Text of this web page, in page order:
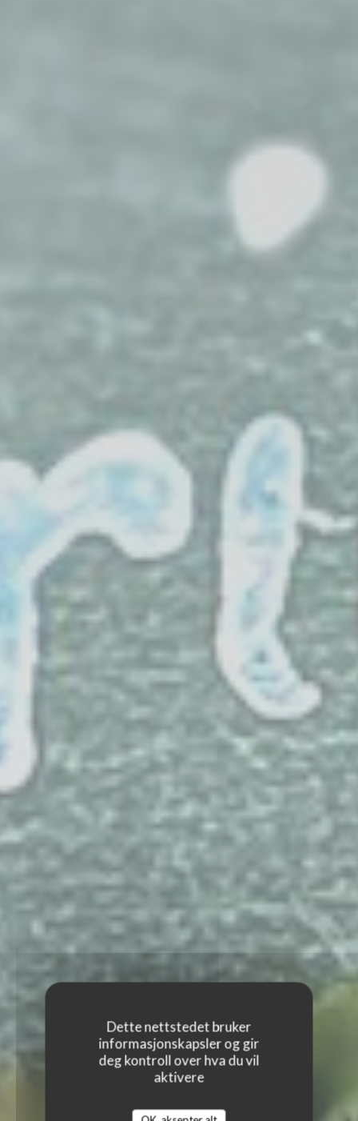
Dette nettstedet bruker
informasjonskapsler og gir
deg kontroll over hva du vil
aktivere